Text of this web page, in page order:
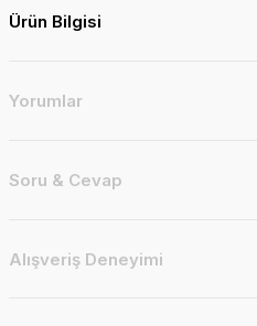
Ürün Bilgisi
Yorumlar
Soru & Cevap
Alışveriş Deneyimi